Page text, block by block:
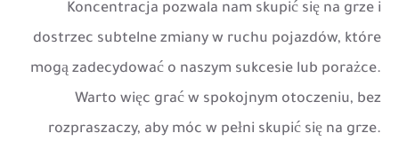
Koncentracja pozwala nam skupić się na grze i
dostrzec subtelne zmiany w ruchu pojazdów, które
mogą zadecydować o naszym sukcesie lub porażce.
Warto więc grać w spokojnym otoczeniu, bez
rozpraszaczy, aby móc w pełni skupić się na grze.